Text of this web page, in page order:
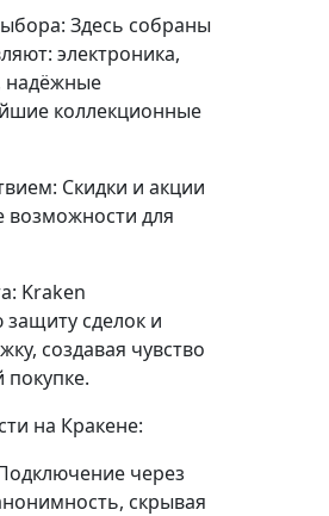
Здесь собраны
электроника,
надёжные
коллекционные
Скидки и акции
возможности для
Kraken
сделок и
создавая чувство
покупке.
на Кракене:
через
скрывая